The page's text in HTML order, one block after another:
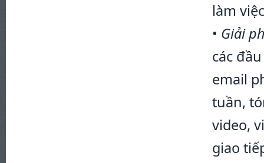
làm
• Giải
các
email
tuần,
video,
giao